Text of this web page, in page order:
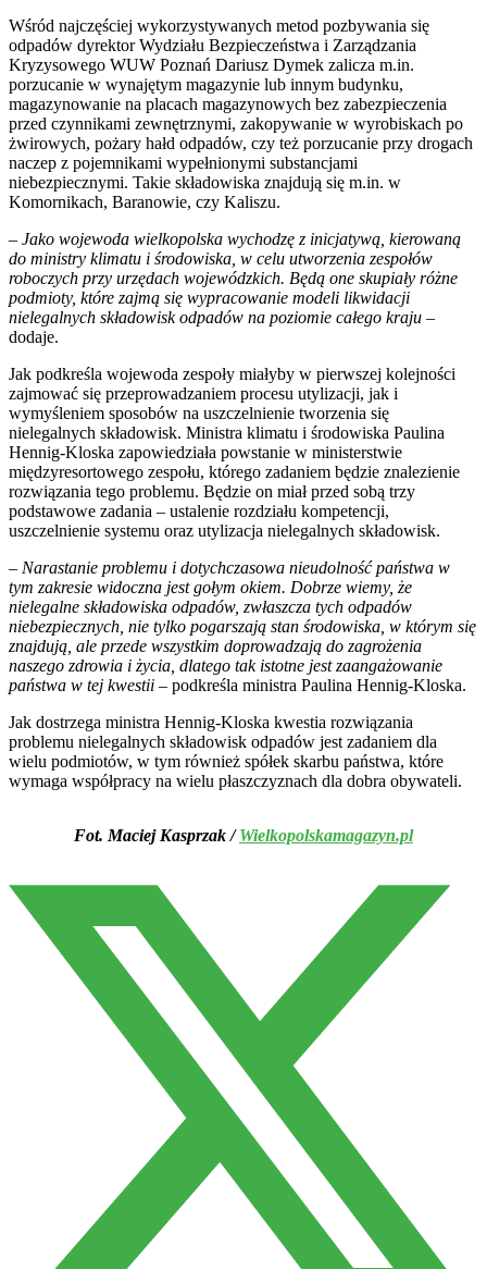
Wśród najczęściej wykorzystywanych metod pozbywania się
odpadów dyrektor Wydziału Bezpieczeństwa i Zarządzania
Kryzysowego WUW Poznań Dariusz Dymek zalicza m.in.
porzucanie w wynajętym magazynie lub innym budynku,
magazynowanie na placach magazynowych bez zabezpieczenia
przed czynnikami zewnętrznymi, zakopywanie w wyrobiskach po
żwirowych, pożary hałd odpadów, czy też porzucanie przy drogach
naczep z pojemnikami wypełnionymi substancjami
niebezpiecznymi. Takie składowiska znajdują się m.in. w
Komornikach, Baranowie, czy Kaliszu.
– Jako wojewoda wielkopolska wychodzę z inicjatywą, kierowaną
do ministry klimatu i środowiska, w celu utworzenia zespołów
roboczych przy urzędach wojewódzkich. Będą one skupiały różne
podmioty, które zajmą się wypracowanie modeli likwidacji
nielegalnych składowisk odpadów na poziomie całego kraju –
dodaje.
Jak podkreśla wojewoda zespoły miałyby w pierwszej kolejności
zajmować się przeprowadzaniem procesu utylizacji, jak i
wymyśleniem sposobów na uszczelnienie tworzenia się
nielegalnych składowisk. Ministra klimatu i środowiska Paulina
Hennig-Kloska zapowiedziała powstanie w ministerstwie
międzyresortowego zespołu, którego zadaniem będzie znalezienie
rozwiązania tego problemu. Będzie on miał przed sobą trzy
podstawowe zadania – ustalenie rozdziału kompetencji,
uszczelnienie systemu oraz utylizacja nielegalnych składowisk.
– Narastanie problemu i dotychczasowa nieudolność państwa w
tym zakresie widoczna jest gołym okiem. Dobrze wiemy, że
nielegalne składowiska odpadów, zwłaszcza tych odpadów
niebezpiecznych, nie tylko pogarszają stan środowiska, w którym się
znajdują, ale przede wszystkim doprowadzają do zagrożenia
naszego zdrowia i życia, dlatego tak istotne jest zaangażowanie
państwa w tej kwestii – podkreśla ministra Paulina Hennig-Kloska.
Jak dostrzega ministra Hennig-Kloska kwestia rozwiązania
problemu nielegalnych składowisk odpadów jest zadaniem dla
wielu podmiotów, w tym również spółek skarbu państwa, które
wymaga współpracy na wielu płaszczyznach dla dobra obywateli.
Fot. Maciej Kasprzak /Wielkopolskamagazyn.pl